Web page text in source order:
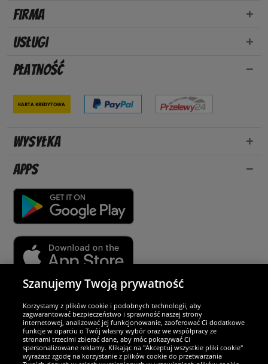
Firma
Usługi
Płatność
Karta kredytowa
Wysyłka
Apps
Partnerzy i bezpieczeństwo
Jesteśmy wyjątkowi
Szanujemy Twoją prywatność
Korzystamy z plików cookie i podobnych technologii, aby
zagwarantować bezpieczeństwo i sprawność naszej strony
internetowej, analizować jej funkcjonowanie, zaoferować Ci dodatkowe
funkcje w oparciu o Twój własny wybór oraz we współpracy ze
stronami trzecimi zbierać dane, aby móc pokazywać Ci
spersonalizowane reklamy. Klikając na "Akceptuj wszystkie pliki cookie"
wyrażasz zgodę na korzystanie z plików cookie do przetwarzania